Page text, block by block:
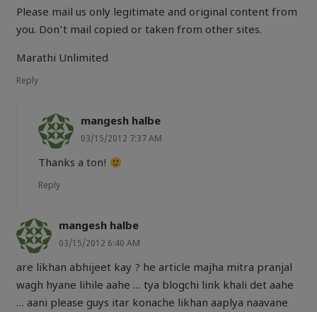
Please mail us only legitimate and original content from
you. Don’t mail copied or taken from other sites.
Marathi Unlimited
Reply
mangesh halbe
03/15/2012 7:37 AM
Thanks a ton!
Reply
mangesh halbe
03/15/2012 6:40 AM
are likhan abhijeet kay ? he article majha mitra pranjal
wagh hyane lihile aahe … tya blogchi link khali det aahe
… aani please guys itar konache likhan aaplya naavane